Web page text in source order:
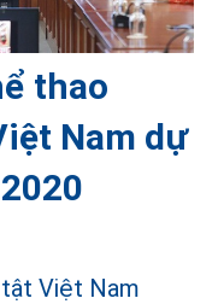
thao
Nam dự
Việt Nam